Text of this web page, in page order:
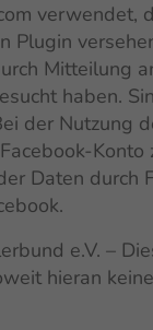
verwendet,
Mitteilung
haben.
der Nutzung
Daten
e.V. –
hieran